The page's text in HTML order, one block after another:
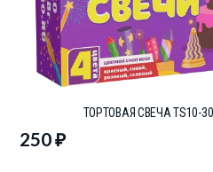
ТОРТОВАЯ СВЕЧА TS10-
250₽